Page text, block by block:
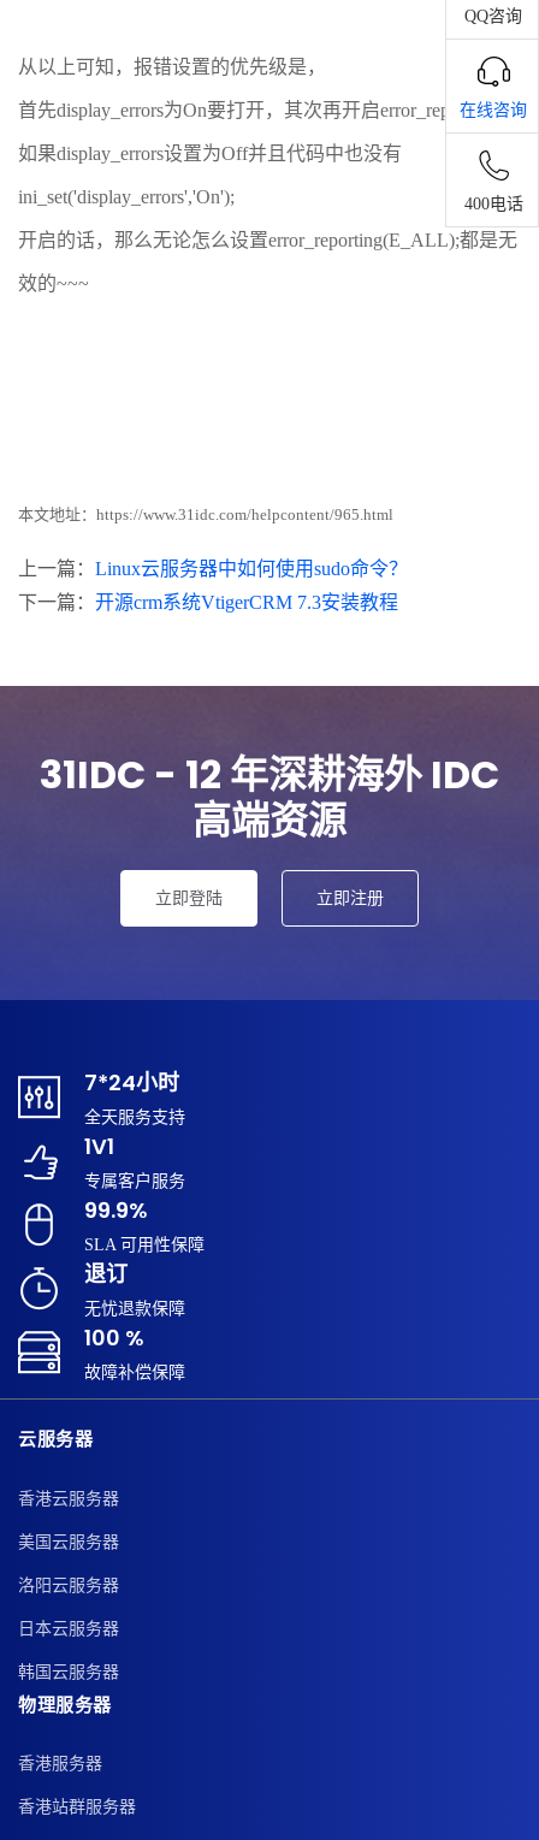
QQ咨询
在线咨询
400电话
从以上可知，报错设置的优先级是，
首先display_errors为On要打开，其次再开启error_reporting，
如果display_errors设置为Off并且代码中也没有
ini_set('display_errors','On');
开启的话，那么无论怎么设置error_reporting(E_ALL);都是无
效的~~~
本文地址： https://www.31idc.com/helpcontent/965.html
上一篇： Linux云服务器中如何使用sudo命令？
下一篇： 开源crm系统VtigerCRM 7.3安装教程
31IDC - 12 年深耕海外 IDC
高端资源
立即登陆 立即注册
7*24小时
全天服务支持
1V1
专属客户服务
99.9%
SLA 可用性保障
退订
无忧退款保障
100 %
故障补偿保障
云服务器
香港云服务器
美国云服务器
洛阳云服务器
日本云服务器
韩国云服务器
物理服务器
香港服务器
香港站群服务器